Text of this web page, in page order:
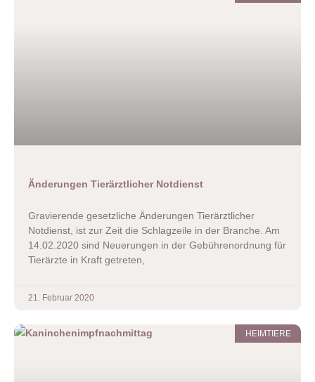
Änderungen Tierärztlicher Notdienst
Gravierende gesetzliche Änderungen Tierärztlicher
Notdienst, ist zur Zeit die Schlagzeile in der Branche. Am
14.02.2020 sind Neuerungen in der Gebührenordnung für
Tierärzte in Kraft getreten,
21. Februar 2020
HEIMTIERE